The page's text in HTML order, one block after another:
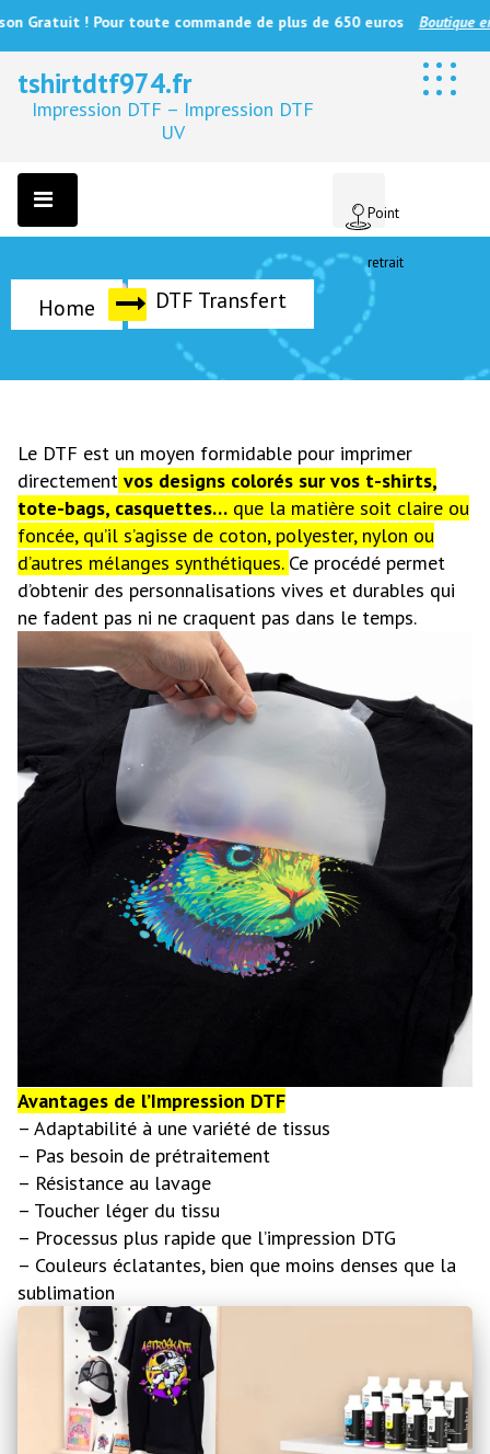
! Pour toute commande de plus de 650 euros Boutique en
tshirtdtf974.fr
Impression DTF – Impression DTF
UV
Point
retrait
Home DTF Transfert
Le DTF est un moyen formidable pour imprimer
directement vos designs colorés sur vos t-shirts,
tote-bags, casquettes… que la matière soit claire ou
foncée, qu’il s’agisse de coton, polyester, nylon ou
d’autres mélanges synthétiques. Ce procédé permet
d’obtenir des personnalisations vives et durables qui
ne fadent pas ni ne craquent pas dans le temps.
Avantages de l’Impression DTF
– Adaptabilité à une variété de tissus
– Pas besoin de prétraitement
– Résistance au lavage
– Toucher léger du tissu
– Processus plus rapide que l’impression DTG
– Couleurs éclatantes, bien que moins denses que la
sublimation